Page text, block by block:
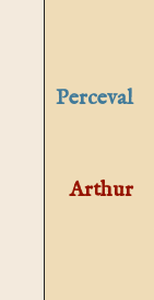
Perceval
Arthur